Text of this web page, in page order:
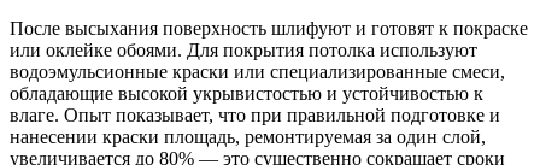
После высыхания поверхность шлифуют и готовят к покраске
или оклейке обоями. Для покрытия потолка используют
водоэмульсионные краски или специализированные смеси,
обладающие высокой укрывистостью и устойчивостью к
влаге. Опыт показывает, что при правильной подготовке и
нанесении краски площадь, ремонтируемая за один слой,
увеличивается до 80% — это существенно сокращает сроки